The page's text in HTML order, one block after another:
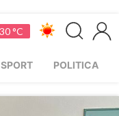
30 °C
SPORT POLITICA